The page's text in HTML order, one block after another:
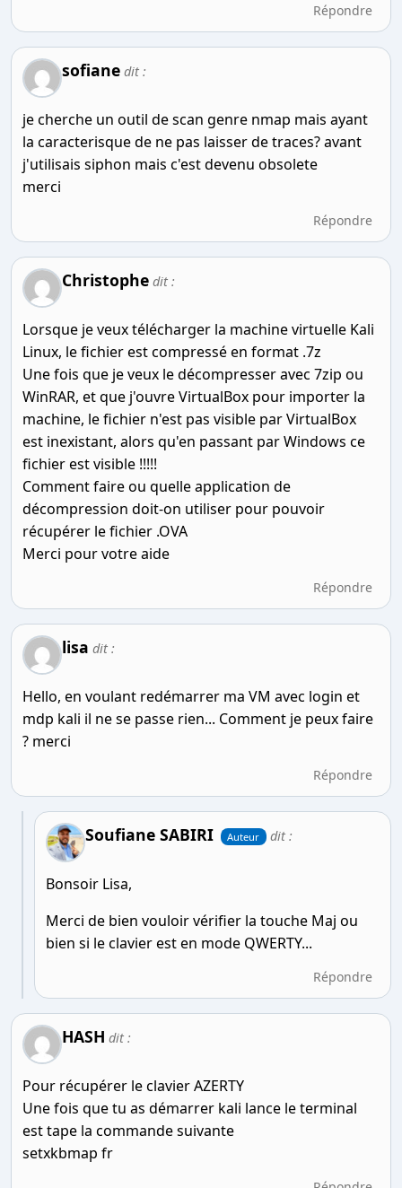
Répondre
sofiane dit :
je cherche un outil de scan genre nmap mais ayant
la caracterisque de ne pas laisser de traces? avant
j'utilisais siphon mais c'est devenu obsolete
merci
Répondre
Christophe dit :
Lorsque je veux télécharger la machine virtuelle Kali
Linux, le fichier est compressé en format .7z
Une fois que je veux le décompresser avec 7zip ou
WinRAR, et que j'ouvre VirtualBox pour importer la
machine, le fichier n'est pas visible par VirtualBox
est inexistant, alors qu'en passant par Windows ce
fichier est visible !!!!!
Comment faire ou quelle application de
décompression doit-on utiliser pour pouvoir
récupérer le fichier .OVA
Merci pour votre aide
Répondre
lisa dit :
Hello, en voulant redémarrer ma VM avec login et
mdp kali il ne se passe rien... Comment je peux faire
? merci
Répondre
Soufiane SABIRI Auteur dit :
Bonsoir Lisa,
Merci de bien vouloir vérifier la touche Maj ou
bien si le clavier est en mode QWERTY...
Répondre
HASH dit :
Pour récupérer le clavier AZERTY
Une fois que tu as démarrer kali lance le terminal
est tape la commande suivante
setxkbmap fr